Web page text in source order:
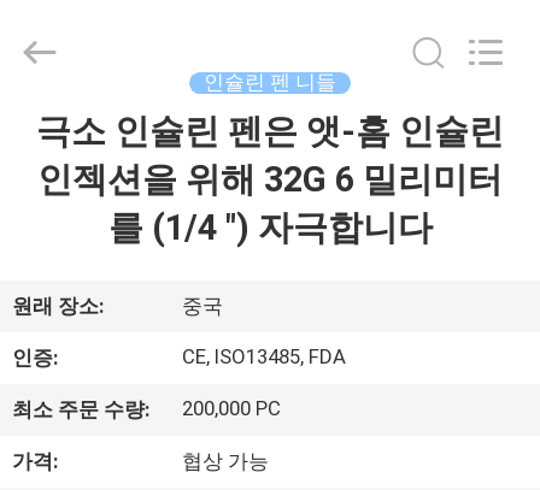
VR
우
2025
Suzhou
Reserved.
인슐린 펜 니들
극소 인슐린 펜은 앳-홈 인슐린
인젝션을 위해 32G 6 밀리미터
를 (1/4 ") 자극합니다
원래 장소: 중국
인증: CE, ISO13485, FDA
최소 주문 수량: 200,000 PC
가격: 협상 가능